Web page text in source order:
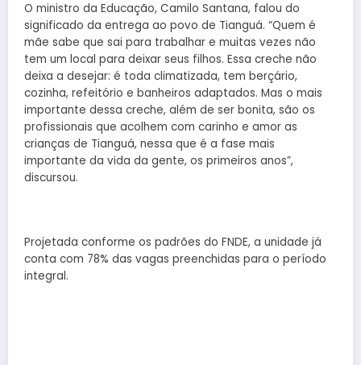
O ministro da Educação, Camilo Santana, falou do
significado da entrega ao povo de Tianguá. “Quem é
mãe sabe que sai para trabalhar e muitas vezes não
tem um local para deixar seus filhos. Essa creche não
deixa a desejar: é toda climatizada, tem berçário,
cozinha, refeitório e banheiros adaptados. Mas o mais
importante dessa creche, além de ser bonita, são os
profissionais que acolhem com carinho e amor as
crianças de Tianguá, nessa que é a fase mais
importante da vida da gente, os primeiros anos”,
discursou.
Projetada conforme os padrões do FNDE, a unidade já
conta com 78% das vagas preenchidas para o período
integral.